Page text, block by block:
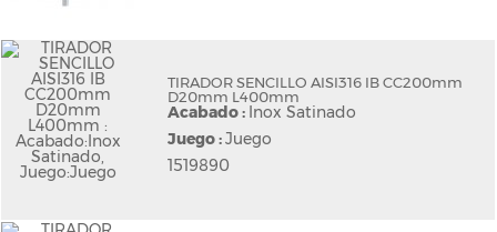
TIRADOR SENCILLO AISI316 IB CC200mm
D20mm L400mm
Acabado : Inox Satinado
Juego :Juego
1519890